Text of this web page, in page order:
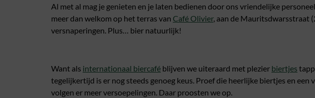
Al met al mag je genieten en je laten bedienen door ons vriendelijke
meer dan welkom op het terras van Café Olivier, aan de Mauritsdwarsstraat
versnaperingen. Plus… bier natuurlijk!
Want als internationaal biercafé blijven we uiteraard met plezier biertjes
tegelijkertijd is er nog steeds genoeg keus. Proef die heerlijke biertjes en
volgen er meer versoepelingen. Daar proosten we op.